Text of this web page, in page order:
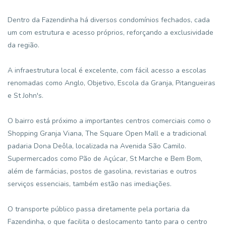
Dentro da Fazendinha há diversos condomínios fechados, cada
um com estrutura e acesso próprios, reforçando a exclusividade
da região.
A infraestrutura local é excelente, com fácil acesso a escolas
renomadas como Anglo, Objetivo, Escola da Granja, Pitangueiras
e St John's.
O bairro está próximo a importantes centros comerciais como o
Shopping Granja Viana, The Square Open Mall e a tradicional
padaria Dona Deôla, localizada na Avenida São Camilo.
Supermercados como Pão de Açúcar, St Marche e Bem Bom,
além de farmácias, postos de gasolina, revistarias e outros
serviços essenciais, também estão nas imediações.
O transporte público passa diretamente pela portaria da
Fazendinha, o que facilita o deslocamento tanto para o centro